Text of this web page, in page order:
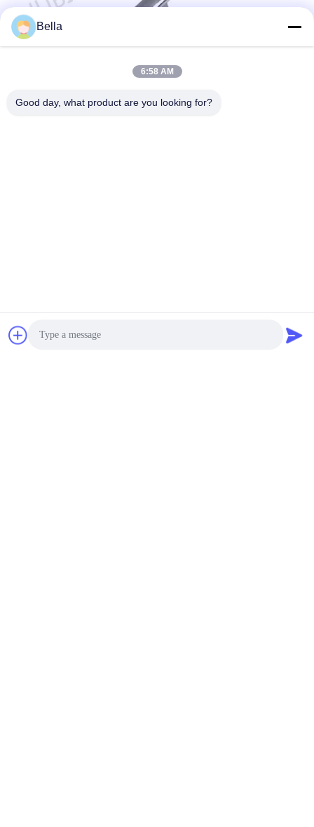
Bella
6:58 AM
Good day, what product are you looking for?